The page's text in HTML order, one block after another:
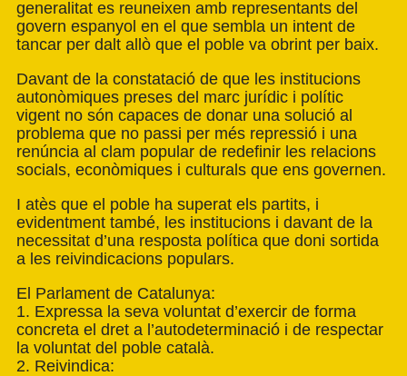
generalitat es reuneixen amb representants del
govern espanyol en el que sembla un intent de
tancar per dalt allò que el poble va obrint per baix.
Davant de la constatació de que les institucions
autonòmiques preses del marc jurídic i polític
vigent no són capaces de donar una solució al
problema que no passi per més repressió i una
renúncia al clam popular de redefinir les relacions
socials, econòmiques i culturals que ens governen.
I atès que el poble ha superat els partits, i
evidentment també, les institucions i davant de la
necessitat d’una resposta política que doni sortida
a les reivindicacions populars.
El Parlament de Catalunya:
1. Expressa la seva voluntat d’exercir de forma
concreta el dret a l’autodeterminació i de respectar
la voluntat del poble català.
2. Reivindica: